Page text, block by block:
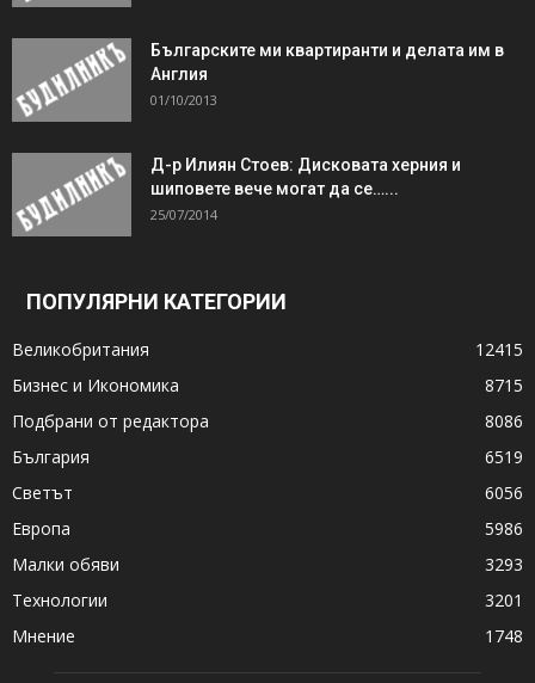
Българските ми квартиранти и делата им в
Англия
01/10/2013
Д-р Илиян Стоев: Дисковата херния и
шиповете вече могат да се…...
25/07/2014
ПОПУЛЯРНИ КАТЕГОРИИ
Великобритания
12415
Бизнес и Икономика
8715
Подбрани от редактора
8086
България
6519
Светът
6056
Европа
5986
Малки обяви
3293
Технологии
3201
Мнение
1748